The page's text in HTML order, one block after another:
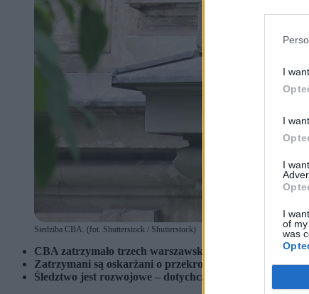
I
I
I
I
of
was
Siedziba CBA. (fot. Shutterstock / Shutterstock)
CBA zatrzymało trzech warszawskich notariuszy
Zatrzymani są oskarżani o przekroczenie uprawnień,
Śledztwo jest rozwojowe – dotychczas zarzuty usłyszało